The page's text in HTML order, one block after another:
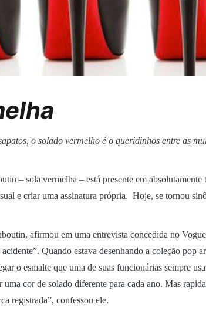
o solado vermelho é o queridinhos entre as
– sola vermelha – está presente em absolutamente
e criar uma assinatura própria. Hoje, se tornou
afirmou em uma entrevista concedida no
Quando estava desenhando a coleção pop
o esmalte que uma de suas funcionárias sempre
cor de solado diferente para cada ano. Mas
registrada”, confessou ele.